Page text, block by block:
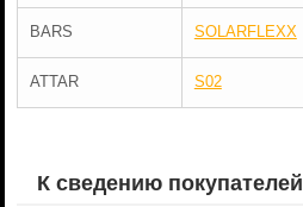
BARS SOLARFLEXX
ATTAR S02
К сведению покупателей